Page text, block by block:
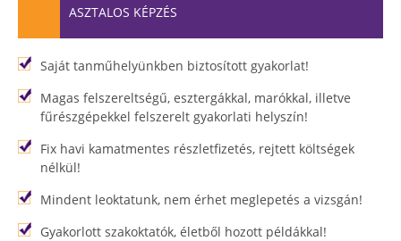
ASZTALOS KÉPZÉS
Saját tanműhelyünkben biztosított gyakorlat!
Magas felszereltségű, esztergákkal, marókkal, illetve
fűrészgépekkel felszerelt gyakorlati helyszín!
Fix havi kamatmentes részletfizetés, rejtett költségek
nélkül!
Mindent leoktatunk, nem érhet meglepetés a vizsgán!
Gyakorlott szakoktatók, életből hozott példákkal!